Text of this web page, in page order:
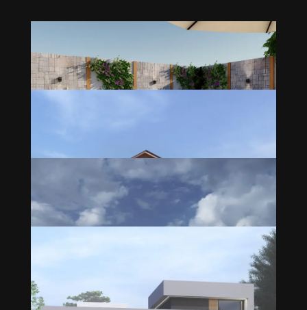
Área externa MI
« Entradas Antigas Próximas Entradas »